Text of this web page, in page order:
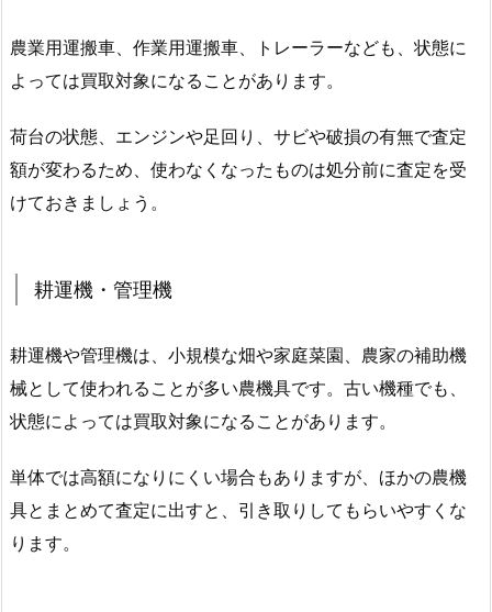
農業用運搬車、作業用運搬車、トレーラーなども、状態に
よっては買取対象になることがあります。
荷台の状態、エンジンや足回り、サビや破損の有無で査定
額が変わるため、使わなくなったものは処分前に査定を受
けておきましょう。
耕運機・管理機
耕運機や管理機は、小規模な畑や家庭菜園、農家の補助機
械として使われることが多い農機具です。古い機種でも、
状態によっては買取対象になることがあります。
単体では高額になりにくい場合もありますが、ほかの農機
具とまとめて査定に出すと、引き取りしてもらいやすくな
ります。